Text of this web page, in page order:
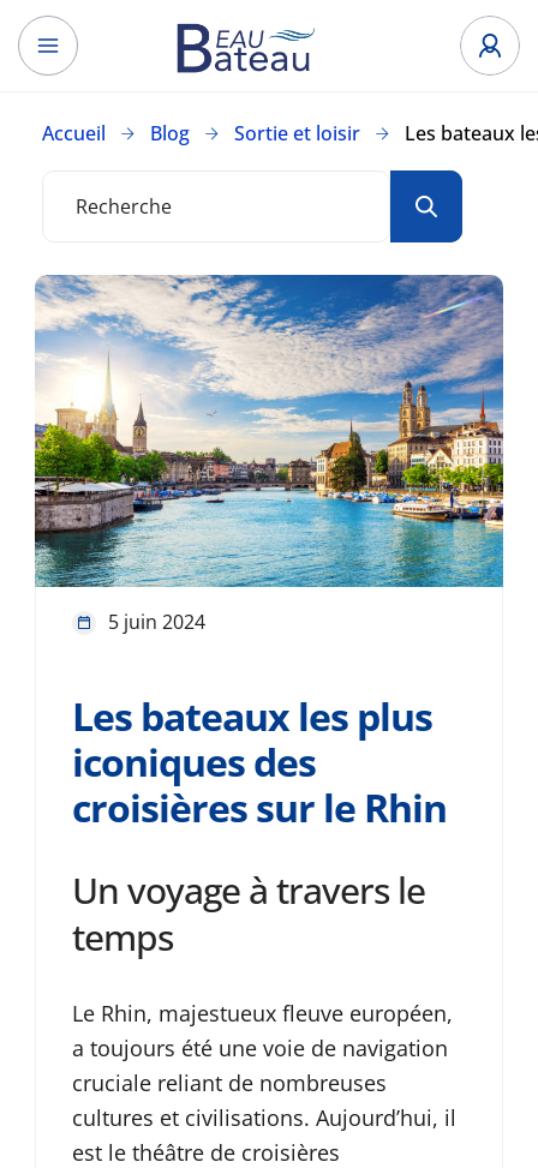
Accueil Blog Sortie et loisir Les bateaux
5 juin 2024
Les bateaux les plus
iconiques des
croisières sur le Rhin
Un voyage à travers le
temps
Le Rhin, majestueux fleuve européen,
a toujours été une voie de navigation
cruciale reliant de nombreuses
cultures et civilisations. Aujourd’hui, il
est le théâtre de croisières